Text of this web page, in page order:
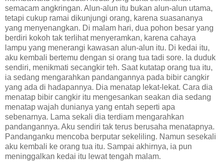
semacam angkringan. Alun-alun itu bukan alun-alun utama,
tetapi cukup ramai dikunjungi orang, karena suasananya
yang menyenangkan. Di malam hari, dua pohon besar yang
berdiri kokoh tak terlihat menyeramkan, karena cahaya
lampu yang menerangi kawasan alun-alun itu. Di kedai itu,
aku kembali bertemu dengan si orang tua tadi sore. Ia duduk
sendiri, menikmati secangkir teh. Saat kutatap orang tua itu,
ia sedang mengarahkan pandangannya pada bibir cangkir
yang ada di hadapannya. Dia menatap lekat-lekat. Cara dia
menatap bibir cangkir itu mengesankan seakan dia sedang
menatap wajah dunianya yang entah seperti apa
sebenarnya. Lama sekali dia terdiam mengarahkan
pandangannya. Aku sendiri tak terus berusaha menatapnya.
Pandanganku mencoba berputar sekeliling. Namun sesekali
aku kembali ke orang tua itu. Sampai akhirnya, ia pun
meninggalkan kedai itu lewat tengah malam.